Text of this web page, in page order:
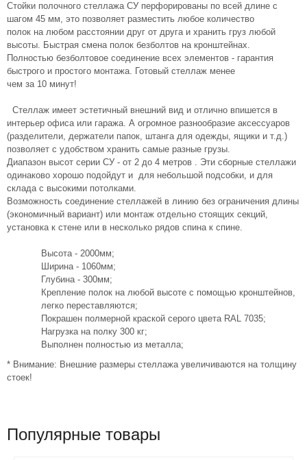
Стойки полочного стеллажа СУ перфорированы по всей длине с
шагом 45 мм, это позволяет разместить любое количество
полок на любом расстоянии друг от друга и хранить груз любой
высоты. Быстрая смена полок безболтов на кронштейнах.
Полностью безболтовое соединение всех элементов - гарантия
быстрого и простого монтажа. Готовый стеллаж менее
чем за 10 минут!
Стеллаж имеет эстетичный внешний вид и отлично впишется в
интерьер офиса или гаража. А огромное разнообразие аксессуаров
(разделители, держатели папок, штанга для одежды, ящики и т.д.)
позволяет с удобством хранить самые разные грузы.
Диапазон высот серии СУ - от 2 до 4 метров . Эти сборные стеллажи
одинаково хорошо подойдут и для небольшой подсобки, и для
склада с высокими потолками.
Возможность соединение стеллажей в линию без ограничения длины
(экономичный вариант) или монтаж отдельно стоящих секций,
установка к стене или в несколько рядов спина к спине.
Высота - 2000мм;
Ширина - 1060мм;
Глубина - 300мм;
Крепление полок на любой высоте с помощью кронштейнов,
легко переставляются;
Покрашен полмерной краской серого цвета RAL 7035;
Нагрузка на полку 300 кг;
Выполнен полностью из металла;
* Внимание: Внешние размеры стеллажа увеличиваются на толщину
стоек!
Популярные товары